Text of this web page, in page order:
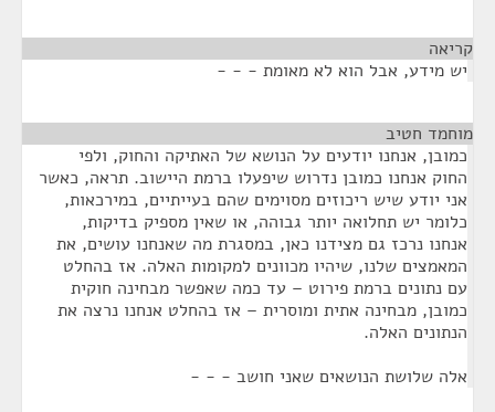
קריאה
יש מידע, אבל הוא לא מאומת - - -
מוחמד חטיב
כמובן, אנחנו יודעים על הנושא של האתיקה והחוק, ולפי
החוק אנחנו כמובן נדרוש שיפעלו ברמת היישוב. תראה, כאשר
אני יודע שיש ריכוזים מסוימים שהם בעייתיים, במירכאות,
כלומר יש תחלואה יותר גבוהה, או שאין מספיק בדיקות,
אנחנו נרכז גם מצידנו כאן, במסגרת מה שאנחנו עושים, את
המאמצים שלנו, שיהיו מכוונים למקומות האלה. אז בהחלט
עם נתונים ברמת פירוט – עד כמה שאפשר מבחינה חוקית
כמובן, מבחינה אתית ומוסרית – אז בהחלט אנחנו נרצה את
הנתונים האלה.
אלה שלושת הנושאים שאני חושב - - -